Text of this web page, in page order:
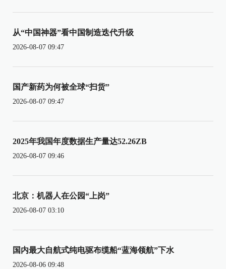
从“中国神器”看中国制造迭代升级
2026-08-07 09:47
国产新药为何被全球“扫货”
2026-08-07 09:47
2025年我国年度数据生产量达52.26ZB
2026-08-07 09:46
北京：机器人在公园“上岗”
2026-08-07 03:10
国内最大自航式纯电驱布缆船“蓝海领航”下水
2026-08-06 09:48